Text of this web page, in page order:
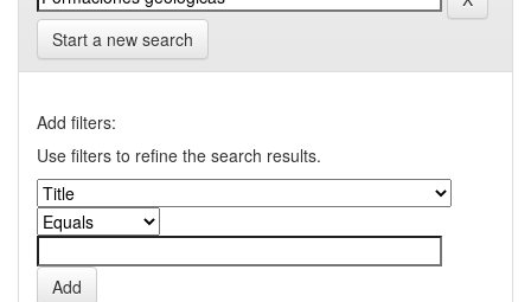
Start a new search
Add filters:
Use filters to refine the search results.